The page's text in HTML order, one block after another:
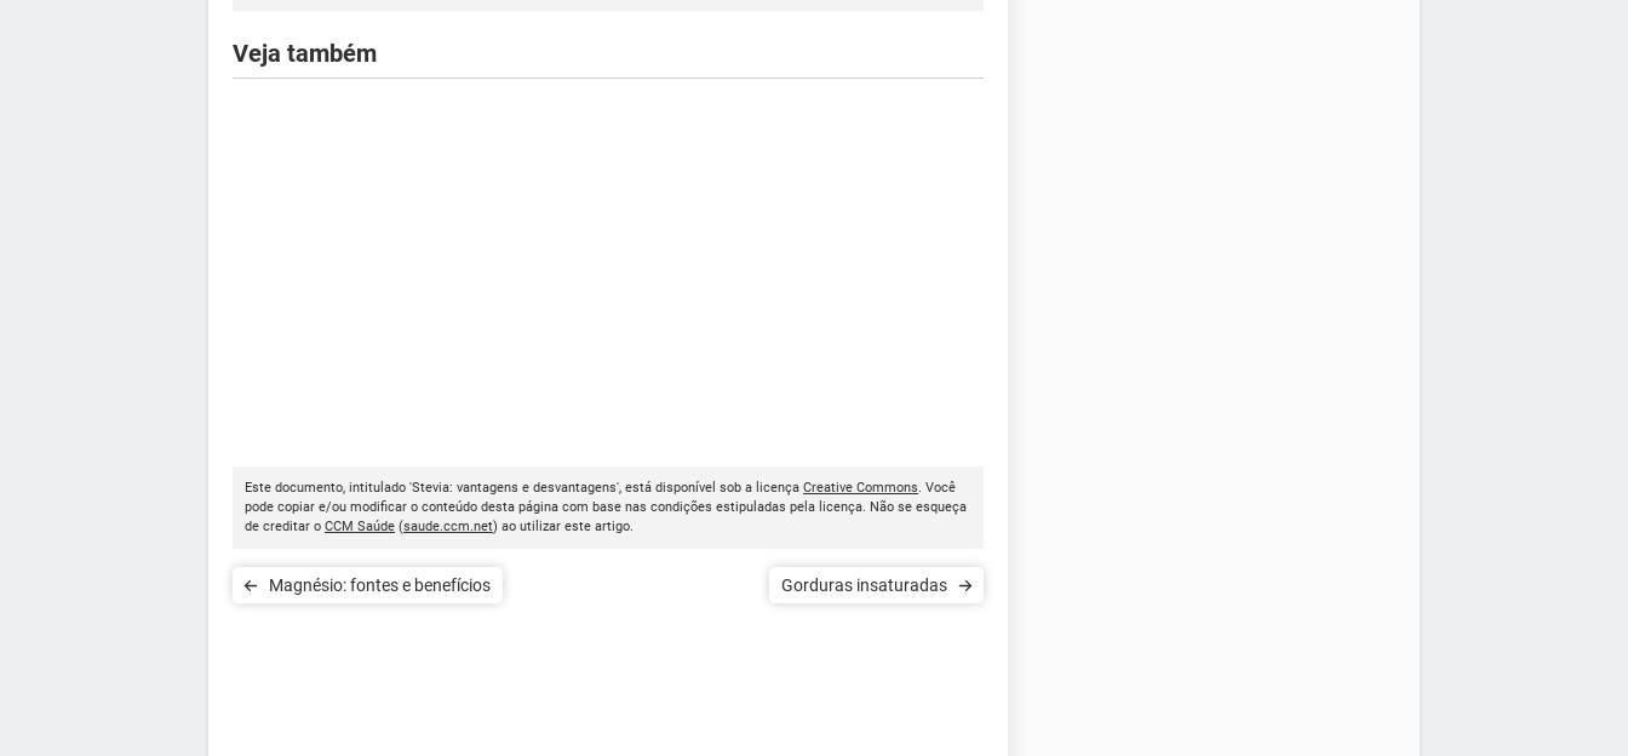
Veja também
Este documento, intitulado 'Stevia: vantagens e desvantagens', está disponível sob a licença Creative Commons. Você
pode copiar e/ou modificar o conteúdo desta página com base nas condições estipuladas pela licença. Não se esqueça
de creditar o CCM Saúde (saude.ccm.net) ao utilizar este artigo.
Magnésio: fontes e benefícios Gorduras insaturadas